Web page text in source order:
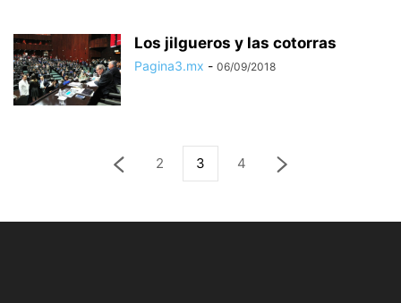
Los jilgueros y las cotorras
Pagina3.mx - 06/09/2018
2 3 4